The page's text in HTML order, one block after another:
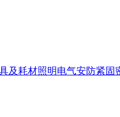
及耗材照明电气安防紧固